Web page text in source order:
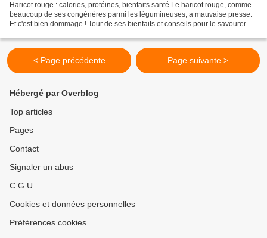
Haricot rouge : calories, protéines, bienfaits santé Le haricot rouge, comme
beaucoup de ses congénères parmi les légumineuses, a mauvaise presse.
Et c'est bien dommage ! Tour de ses bienfaits et conseils pour le savourer
< Page précédente Page suivante >
Hébergé par Overblog
Top articles
Pages
Contact
Signaler un abus
C.G.U.
Cookies et données personnelles
Préférences cookies